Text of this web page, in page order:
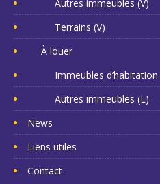
Autres immeubles (V)
Terrains (V)
À louer
Immeubles d’habitation
Autres immeubles (L)
News
Liens utiles
Contact